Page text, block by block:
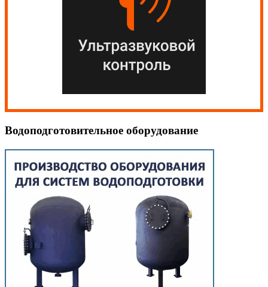
Водоподготовительное оборудование